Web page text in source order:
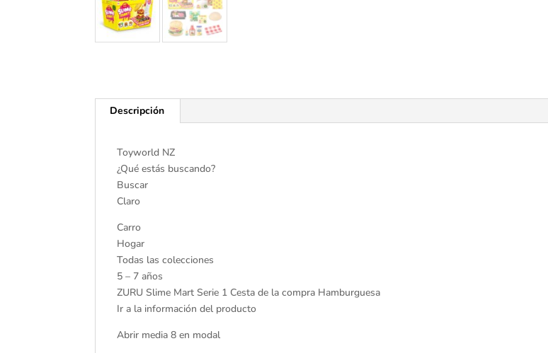
Descripción
Toyworld NZ
¿Qué estás buscando?
Buscar
Claro
Carro
Hogar
Todas las colecciones
5 – 7 años
ZURU Slime Mart Serie 1 Cesta de la compra Hamburguesa
Ir a la información del producto
Abrir media 8 en modal